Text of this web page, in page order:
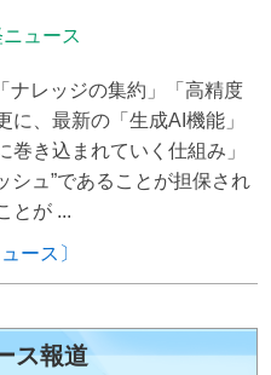
ュース
ナレッジの集約」「高精度
、最新の「生成AI機能」
き込まれていく仕組み」
シュ”であることが担保され
とが ...
ース〕
ス報道